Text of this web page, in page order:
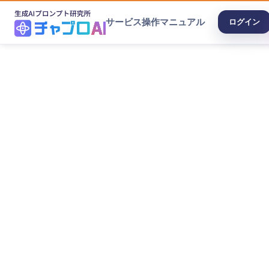
サービス操作マニュアル ログイン